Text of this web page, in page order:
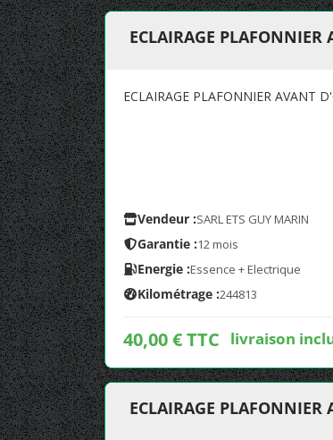
ECLAIRAGE
ECLAIRAGE PLAFONNIER AVANT
Vendeur :SARL ETS GUY MARIN
Garantie :12 mois
Energie :Essence + Electrique
Kilométrage :244813
40,00 € TTC livraison
ECLAIRAGE